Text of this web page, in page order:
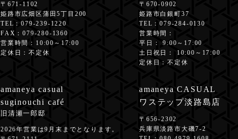
〒671-1102
姫路市広畑区蒲田5丁目200
TEL：079-239-1220
FAX：079-280-1360
営業時間：10:00～17:00
定休日：不定休
〒670-0902
姫路市白銀町37
TEL：079-284-0130
営業時間：
平日： 9:00～17:00
土日祝日： 10:00～17:00
定休日：不定休
amaneya casual
suginouchi café
旧清瀬一郎邸
2026年営業は9月末までとなります。
amaneya CASUAL
ワステップ淡路島店
〒656-2302
兵庫県淡路市大磯7-2